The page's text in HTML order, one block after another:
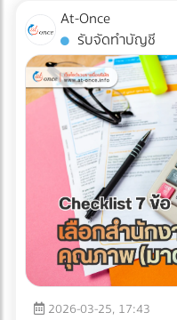
ว่าข้อมูลทุกเส้นทางเงินถูก
ยกระดับบทบาทสู่ "Virtual
บทบาทของนักบัญชีในปี
จะนำ Data มาวิเคราะห์เพื่
ช่องทางใช้สิทธิประโยชน์ทา
ทบจากภาษีคาร์บอน
ให้พร้อมสำหรับการสเกลธุรกิจ บทสรุป: AI ไม่ได้ถูกสร้
จับผิดคนทำถูก แต่สร้างม
ดังนั้น ตราบใดที่งบการเ
สอดคล้องกับความเป็นจริ
กลัวแต่อย่างใด ไม่แพ้คู่แข่
At-Once
รับจัดทำบัญชี
2026-03-25, 17:43